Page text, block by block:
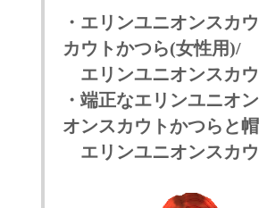
・エリンユニオンスカ
カウトかつら(女性用)/
エリンユニオンスカ
・端正なエリンユニオ
オンスカウトかつらと
エリンユニオンスカ